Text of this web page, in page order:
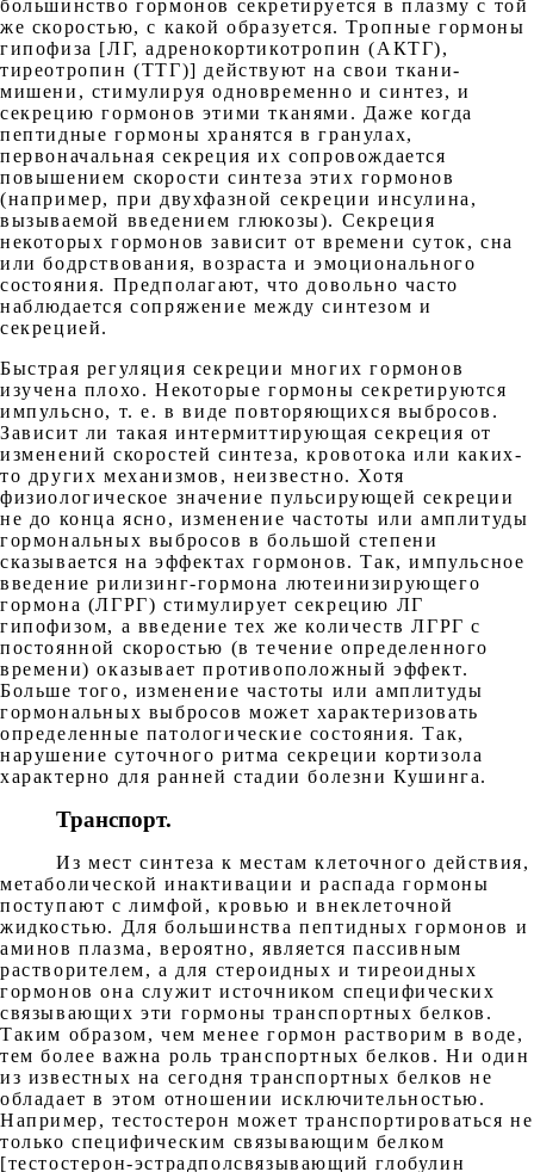
большинство гормонов секретируется в плазму с той
же скоростью, с какой образуется. Тропные гормоны
гипофиза [ЛГ, адренокортикотропин (АКТГ),
тиреотропин (ТТГ)] действуют на свои ткани-
мишени, стимулируя одновременно и синтез, и
секрецию гормонов этими тканями. Даже когда
пептидные гормоны хранятся в гранулах,
первоначальная секреция их сопровождается
повышением скорости синтеза этих гормонов
(например, при двухфазной секреции инсулина,
вызываемой введением глюкозы). Секреция
некоторых гормонов зависит от времени суток, сна
или бодрствования, возраста и эмоционального
состояния. Предполагают, что довольно часто
наблюдается сопряжение между синтезом и
секрецией.
Быстрая регуляция секреции многих гормонов
изучена плохо. Некоторые гормоны секретируются
импульсно, т. е. в виде повторяющихся выбросов.
Зависит ли такая интермиттирующая секреция от
изменений скоростей синтеза, кровотока или каких-
то других механизмов, неизвестно. Хотя
физиологическое значение пульсирующей секреции
не до конца ясно, изменение частоты или амплитуды
гормональных выбросов в большой степени
сказывается на эффектах гормонов. Так, импульсное
введение рилизинг-гормона лютеинизирующего
гормона (ЛГРГ) стимулирует секрецию ЛГ
гипофизом, а введение тех же количеств ЛГРГ с
постоянной скоростью (в течение определенного
времени) оказывает противоположный эффект.
Больше того, изменение частоты или амплитуды
гормональных выбросов может характеризовать
определенные патологические состояния. Так,
нарушение суточного ритма секреции кортизола
характерно для ранней стадии болезни Кушинга.
Транспорт.
Из мест синтеза к местам клеточного действия,
метаболической инактивации и распада гормоны
поступают с лимфой, кровью и внеклеточной
жидкостью. Для большинства пептидных гормонов и
аминов плазма, вероятно, является пассивным
растворителем, а для стероидных и тиреоидных
гормонов она служит источником специфических
связывающих эти гормоны транспортных белков.
Таким образом, чем менее гормон растворим в воде,
тем более важна роль транспортных белков. Ни один
из известных на сегодня транспортных белков не
обладает в этом отношении исключительностью.
Например, тестостерон может транспортироваться не
только специфическим связывающим белком
[тестостерон-эстрадполсвязывающий глобулин